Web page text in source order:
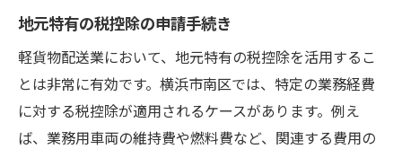
地元特有の税控除の申請手続き
軽貨物配送業において、地元特有の税控除を活用するこ
とは非常に有効です。横浜市南区では、特定の業務経費
に対する税控除が適用されるケースがあります。例え
ば、業務用車両の維持費や燃料費など、関連する費用の